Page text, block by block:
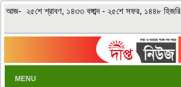
আজ- ২৫শে শ্রাবণ, ১৪৩৩ বঙ্গাব্দ - ২৫শে সফর, ১৪৪৮ হিজরি
MENU